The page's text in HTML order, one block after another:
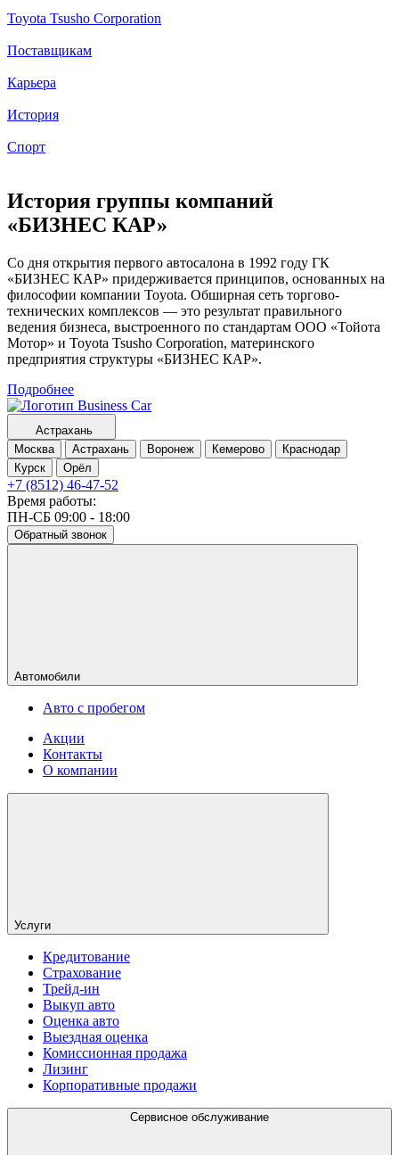
Toyota Tsusho Corporation
Поставщикам
Карьера
История
Спорт
История группы компаний
«БИЗНЕС КАР»
Со дня открытия первого автосалона в 1992 году ГК
«БИЗНЕС КАР» придерживается принципов, основанных на
философии компании Toyota. Обширная сеть торгово-
технических комплексов — это результат правильного
ведения бизнеса, выстроенного по стандартам ООО «Тойота
Мотор» и Toyota Tsusho Corporation, материнского
предприятия структуры «БИЗНЕС КАР».
Подробнее
Астрахань
Москва
Астрахань Воронеж Кемерово
Краснодар
Курск
Орёл
+7 (8512) 46-47-52
Время работы:
ПН-СБ 09:00 - 18:00
Обратный звонок
Автомобили
Авто с пробегом
Акции
Контакты
О компании
Услуги
Кредитование
Страхование
Трейд-ин
Выкуп авто
Оценка авто
Выездная оценка
Комиссионная продажа
Лизинг
Корпоративные продажи
Сервисное обслуживание